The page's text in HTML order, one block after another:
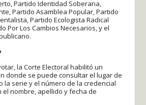
Partido Identidad Soberana,
Partido Asamblea Popular, Partido
Partido Ecologista Radical
Por Los Cambios Necesarios, y el
la Corte Electoral habilitó un
donde se puede consultar el lugar de
la serie y el número de la credencial
el nombre, apellido y fecha de